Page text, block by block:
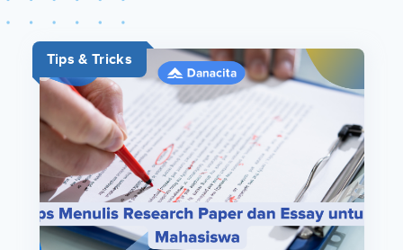
Tips & Tricks